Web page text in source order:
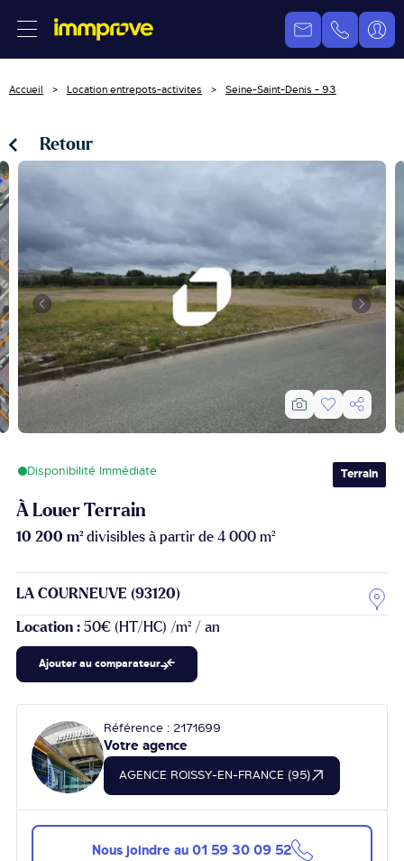
Accueil Location entrepots-activites Seine-Saint-Denis - 93
Retour
Disponibilité Immédiate Terrain
À Louer Terrain
10 200 m²divisibles à partir de 4 000 m²
LA COURNEUVE (93120)
Location : 50€ (HT/HC) /m² / an
Ajouter au comparateur
Référence : 2171699
Votre agence
AGENCE ROISSY-EN-FRANCE (95)
Nous joindre au 01 59 30 09 52